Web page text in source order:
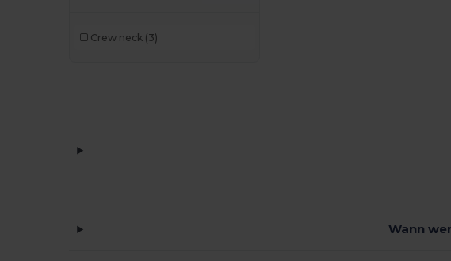
Crew neck (3)
Wann